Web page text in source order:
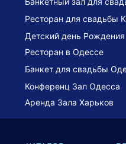
Ресторан для свадьбы
Детский день
Ресторан в Одессе
Банкет для свадьбы
Конференц Зал Одесса
Аренда Зала Харьков